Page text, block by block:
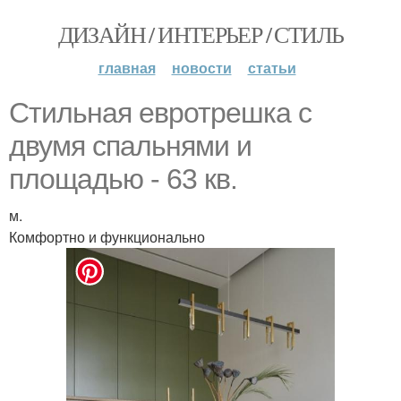
ДИЗАЙН / ИНТЕРЬЕР / СТИЛЬ
главная новости статьи
Стильная евротрешка с
двумя спальнями и
площадью - 63 кв.
м.
Комфортно и функционально